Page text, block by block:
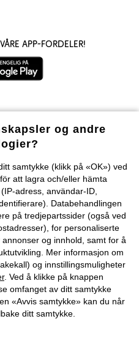
app-fordeler!
finne oss på
og andre
samtykke (klikk på «OK») ved
att lagra och/eller hämta
adress, användar-ID,
Databehandlingen
på tredjepartssider (også ved
for personaliserte
og innhold, samt for å
Mer informasjon om
og innstillingsmuligheter
. Ved å klikke på knappen
omfanget av ditt samtykke
«Avvis samtykke» kan du når
ditt samtykke.